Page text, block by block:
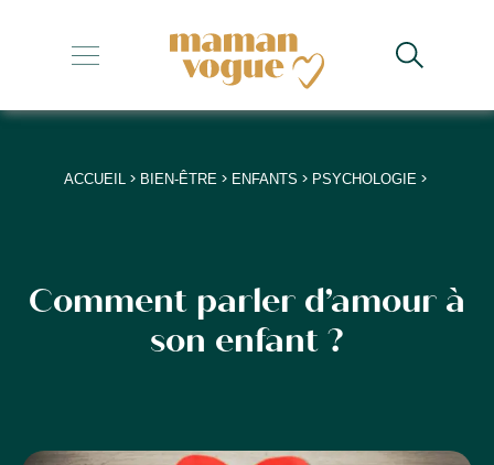
+
+
+
+
ACCUEIL> BIEN-ÊTRE> ENFANTS > PSYCHOLOGIE>
Comment parler d’amour à
son enfant ?